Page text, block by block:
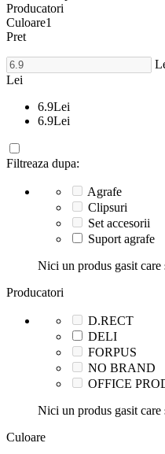
Producatori
Culoare1
Pret
Lei
6.9Lei
6.9Lei
Filtreaza dupa:
Agrafe
Clipsuri
Set accesorii
Suport agrafe
Nici un produs gasit care
Producatori
D.RECT
DELI
FORPUS
NO BRAND
OFFICE
Nici un produs gasit care
Culoare